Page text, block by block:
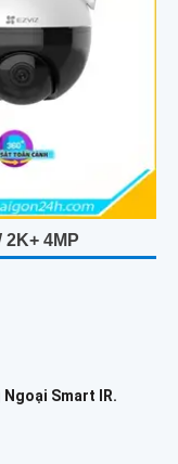
2K+ 4MP
Ngoại Smart IR.